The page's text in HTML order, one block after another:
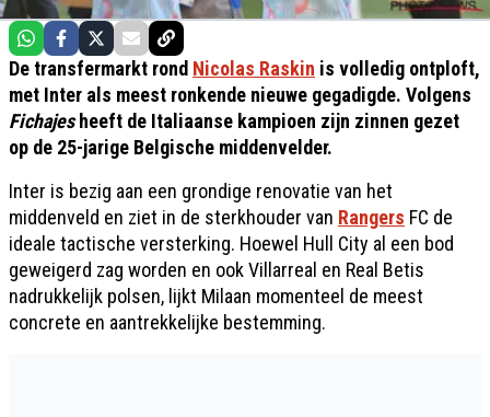
De transfermarkt rond Nicolas Raskin is volledig ontploft,
met Inter als meest ronkende nieuwe gegadigde. Volgens
Fichajesheeft de Italiaanse kampioen zijn zinnen gezet
op de 25-jarige Belgische middenvelder.
Inter is bezig aan een grondige renovatie van het
middenveld en ziet in de sterkhouder van Rangers FC de
ideale tactische versterking. Hoewel Hull City al een bod
geweigerd zag worden en ook Villarreal en Real Betis
nadrukkelijk polsen, lijkt Milaan momenteel de meest
concrete en aantrekkelijke bestemming.